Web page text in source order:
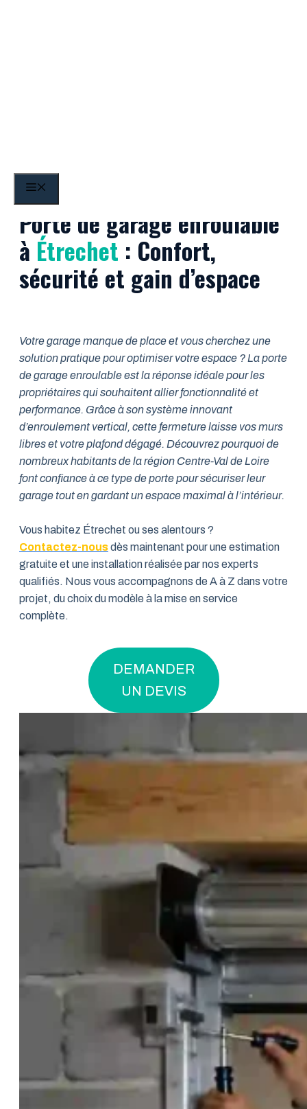
Porte de garage enroulable
à Étrechet : Confort,
sécurité et gain d’espace
Votre garage manque de place et vous cherchez une
solution pratique pour optimiser votre espace ? La porte
de garage enroulable est la réponse idéale pour les
propriétaires qui souhaitent allier fonctionnalité et
performance. Grâce à son système innovant
d’enroulement vertical, cette fermeture laisse vos murs
libres et votre plafond dégagé. Découvrez pourquoi de
nombreux habitants de la région Centre-Val de Loire
font confiance à ce type de porte pour sécuriser leur
garage tout en gardant un espace maximal à l’intérieur.
Vous habitez Étrechet ou ses alentours ?
Contactez-nousdès maintenant pour une estimation
gratuite et une installation réalisée par nos experts
qualifiés. Nous vous accompagnons de A à Z dans votre
projet, du choix du modèle à la mise en service
complète.
DEMANDER
UN DEVIS